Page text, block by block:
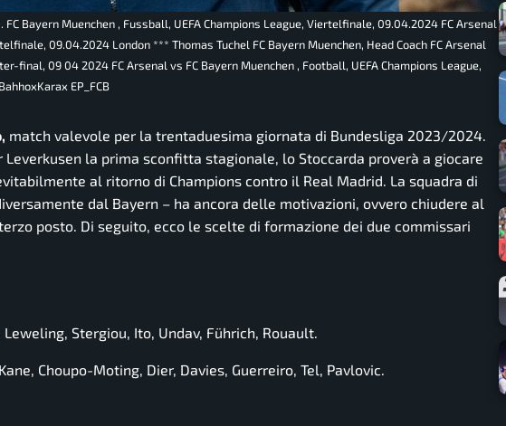
Bayern Muenchen , Fussball, UEFA Champions League, Viertelfinale, 09.04.2024 FC Arsenal
09.04.2024 London *** Thomas Tuchel FC Bayern Muenchen, Head Coach FC Arsenal
final, 09 04 2024 FC Arsenal vs FC Bayern Muenchen , Football, UEFA Champions League,
EP_FCB
match valevole per la trentaduesima giornata di Bundesliga 2023/2024.
la prima sconfitta stagionale, lo Stoccarda proverà a giocare
al ritorno di Champions contro il Real Madrid. La squadra di
dal Bayern – ha ancora delle motivazioni, ovvero chiudere al
posto. Di seguito, ecco le scelte di formazione dei due commissari
Stergiou, Ito, Undav, Führich, Rouault.
Choupo-Moting, Dier, Davies, Guerreiro, Tel, Pavlovic.